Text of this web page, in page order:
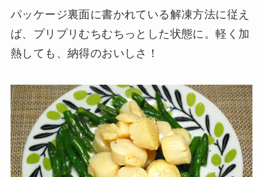
パッケージ裏面に書かれている解凍方法に従え
ば、プリプリむちむちっとした状態に。軽く加
熱しても、納得のおいしさ！